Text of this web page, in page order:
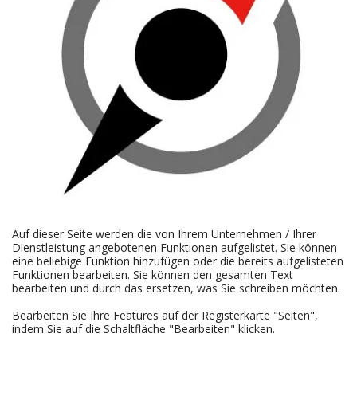
Auf dieser Seite werden die von Ihrem Unternehmen / Ihrer
Dienstleistung angebotenen Funktionen aufgelistet. Sie können
eine beliebige Funktion hinzufügen oder die bereits aufgelisteten
Funktionen bearbeiten. Sie können den gesamten Text
bearbeiten und durch das ersetzen, was Sie schreiben möchten.
Bearbeiten Sie Ihre Features auf der Registerkarte "Seiten",
indem Sie auf die Schaltfläche "Bearbeiten" klicken.